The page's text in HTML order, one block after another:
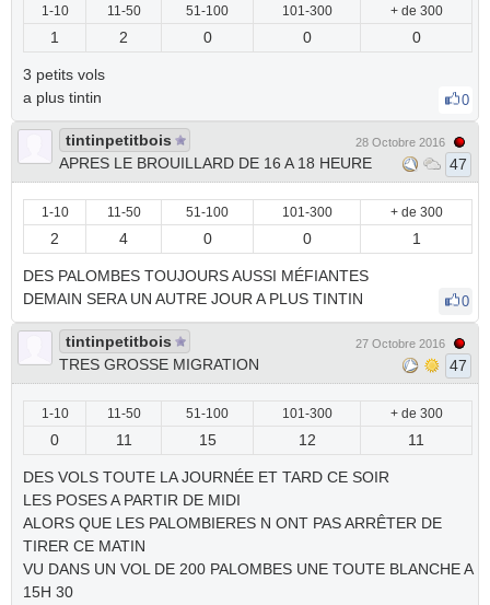
1-10 11-50 51-100 101-300 + de 300
1 2 0 0 0
3 petits vols
a plus tintin
0
tintinpetitbois
APRES LE BROUILLARD DE 16 A 18 HEURE
28 Octobre 2016
47
1-10 11-50 51-100 101-300 + de 300
2 4 0 0 1
DES PALOMBES TOUJOURS AUSSI MÉFIANTES
DEMAIN SERA UN AUTRE JOUR A PLUS TINTIN
0
tintinpetitbois
TRES GROSSE MIGRATION
27 Octobre 2016
47
1-10 11-50 51-100 101-300 + de 300
0 11 15 12 11
DES VOLS TOUTE LA JOURNÉE ET TARD CE SOIR
LES POSES A PARTIR DE MIDI
ALORS QUE LES PALOMBIERES N ONT PAS ARRÊTER DE
TIRER CE MATIN
VU DANS UN VOL DE 200 PALOMBES UNE TOUTE BLANCHE A
15H 30